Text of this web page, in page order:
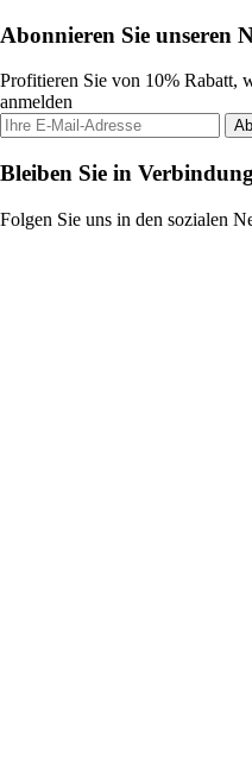
Abonnieren Sie unseren
Profitieren Sie von 10% Rabatt,
anmelden
Bleiben Sie in Verbindung
Folgen Sie uns in den sozialen